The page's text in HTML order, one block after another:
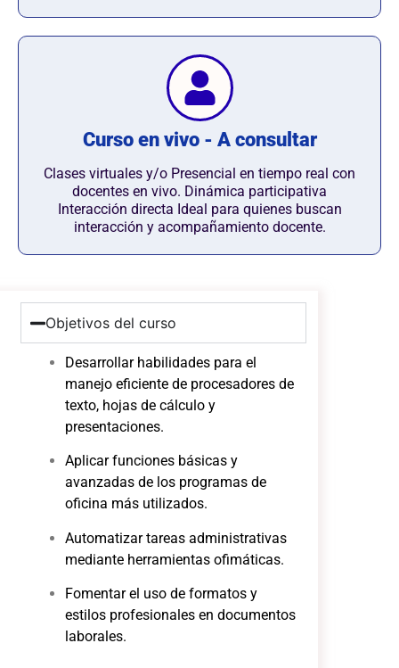
Curso en vivo - A consultar
Clases virtuales y/o Presencial en tiempo real con
docentes en vivo. Dinámica participativa
Interacción directa Ideal para quienes buscan
interacción y acompañamiento docente.
Objetivos del curso
Desarrollar habilidades para el
manejo eficiente de procesadores de
texto, hojas de cálculo y
presentaciones.
Aplicar funciones básicas y
avanzadas de los programas de
oficina más utilizados.
Automatizar tareas administrativas
mediante herramientas ofimáticas.
Fomentar el uso de formatos y
estilos profesionales en documentos
laborales.